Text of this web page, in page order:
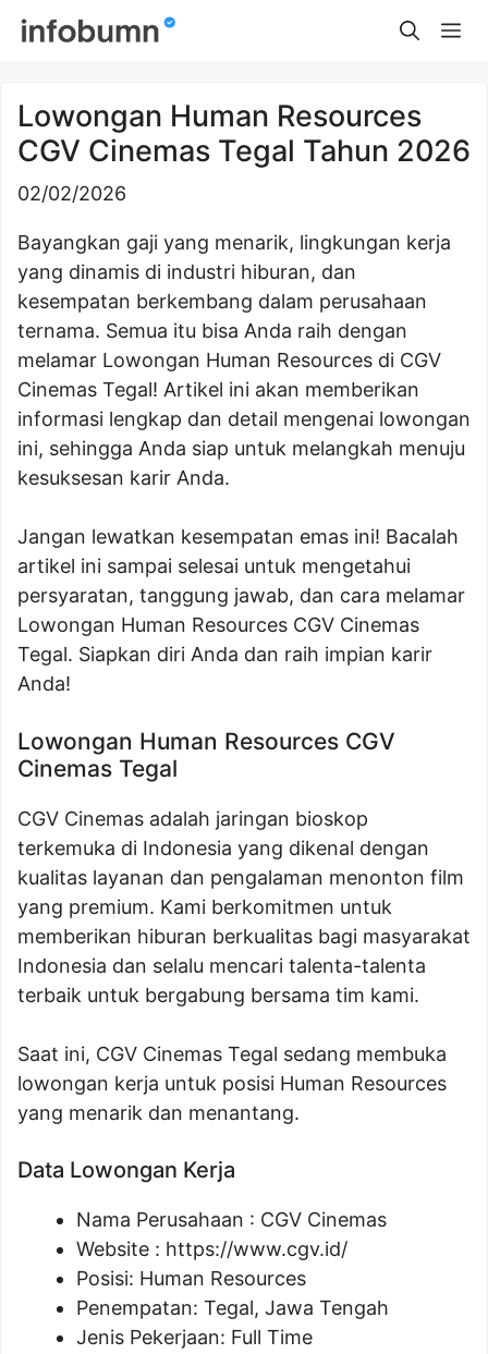
Skip
Lowongan Human Resources
CGV Cinemas Tegal Tahun 2026
02/02/2026
Bayangkan gaji yang menarik, lingkungan kerja
yang dinamis di industri hiburan, dan
kesempatan berkembang dalam perusahaan
ternama. Semua itu bisa Anda raih dengan
melamar Lowongan Human Resources di CGV
Cinemas Tegal! Artikel ini akan memberikan
informasi lengkap dan detail mengenai lowongan
ini, sehingga Anda siap untuk melangkah menuju
kesuksesan karir Anda.
Jangan lewatkan kesempatan emas ini! Bacalah
artikel ini sampai selesai untuk mengetahui
persyaratan, tanggung jawab, dan cara melamar
Lowongan Human Resources CGV Cinemas
Tegal. Siapkan diri Anda dan raih impian karir
Anda!
Lowongan Human Resources CGV
Cinemas Tegal
CGV Cinemas adalah jaringan bioskop
terkemuka di Indonesia yang dikenal dengan
kualitas layanan dan pengalaman menonton film
yang premium. Kami berkomitmen untuk
memberikan hiburan berkualitas bagi masyarakat
Indonesia dan selalu mencari talenta-talenta
terbaik untuk bergabung bersama tim kami.
Saat ini, CGV Cinemas Tegal sedang membuka
lowongan kerja untuk posisi Human Resources
yang menarik dan menantang.
Data Lowongan Kerja
Nama Perusahaan : CGV Cinemas
Website : https://www.cgv.id/
Posisi: Human Resources
Penempatan: Tegal, Jawa Tengah
Jenis Pekerjaan: Full Time